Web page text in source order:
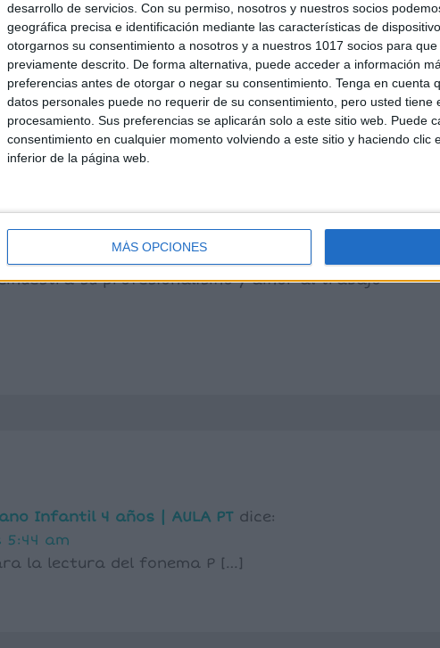
desarrollo de servicios. Con su permiso, nosotros y nuestros socios
geográfica precisa e identificación mediante las características de
otorgarnos su consentimiento a nosotros y a nuestros 1017 socios para
previamente descrito. De forma alternativa, puede acceder a información
preferencias antes de otorgar o negar su consentimiento. Tenga en cuenta
datos personales puede no requerir de su consentimiento, pero usted tiene
procesamiento. Sus preferencias se aplicarán solo a este sitio web. Puede
consentimiento en cualquier momento volviendo a este sitio y haciendo clic
inferior de la página web.
MÁS OPCIONES
Carmen Pérez dice
ENERO, 2017 EN 10:06 AM
Alba por darnos tu feedback. Un saludo.
de la Rosa
2019 EN 12:03 AM
por los materiales…. Gracias por compartir…
su profesionalismo y amor al trabajo
Infantil 4 años | AULA PT dice:
5:44 am
la lectura del fonema P […]